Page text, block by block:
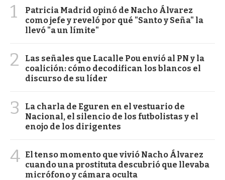
1
Patricia Madrid opinó de Nacho Álvarez
como jefe y reveló por qué "Santo y Seña" la
llevó "a un límite"
2
Las señales que Lacalle Pou envió al PN y la
coalición: cómo decodifican los blancos el
discurso de su líder
3
La charla de Eguren en el vestuario de
Nacional, el silencio de los futbolistas y el
enojo de los dirigentes
4 El tenso momento que vivió Nacho Álvarez
cuando una prostituta descubrió que llevaba
micrófono y cámara oculta